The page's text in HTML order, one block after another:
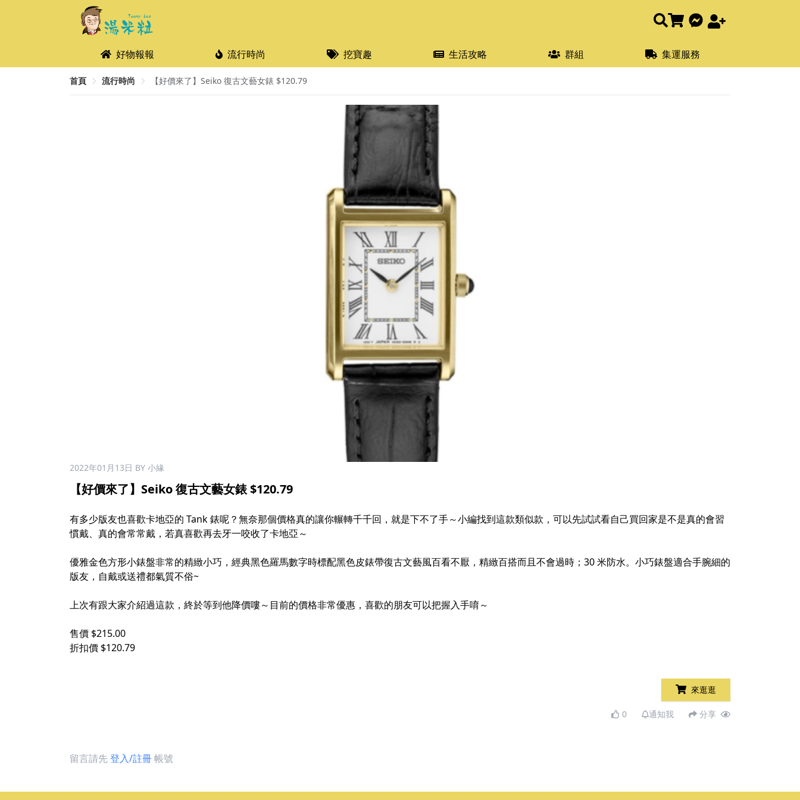
好物報報 流行時尚 挖寶趣 生活攻略 群組 集運服務
首頁 流行時尚 【好價來了】Seiko 復古文藝女錶 $120.79
2022年01月13日 BY 小緣
【好價來了】Seiko 復古文藝女錶 $120.79
有多少版友也喜歡卡地亞的 Tank 錶呢？無奈那個價格真的讓你輾轉千千回，就是下不了手～小編找到這款類似款，可以先試試看自己買回家是不是真的會習
慣戴、真的會常常戴，若真喜歡再去牙一咬收了卡地亞～
優雅金色方形小錶盤非常的精緻小巧，經典黑色羅馬數字時標配黑色皮錶帶復古文藝風百看不厭，精緻百搭而且不會過時；30 米防水。小巧錶盤適合手腕細的
版友，自戴或送禮都氣質不俗~
上次有跟大家介紹過這款，終於等到他降價嘍～目前的價格非常優惠，喜歡的朋友可以把握入手唷～
售價 $215.00
折扣價 $120.79
來逛逛
0 通知我 分享
留言請先登入/註冊帳號